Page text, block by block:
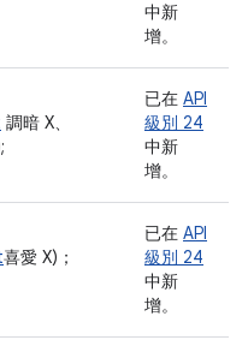
中新
增。
調暗 X、
已在 API
級別 24
中新
增。
喜愛 X)；
已在 API
級別 24
中新
增。